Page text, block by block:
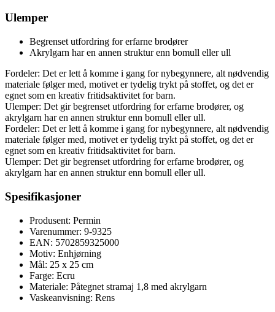
Ulemper
Begrenset utfordring for erfarne brodører
Akrylgarn har en annen struktur enn bomull eller ull
Fordeler: Det er lett å komme i gang for nybegynnere, alt nødvendig
materiale følger med, motivet er tydelig trykt på stoffet, og det er
egnet som en kreativ fritidsaktivitet for barn.
Ulemper: Det gir begrenset utfordring for erfarne brodører, og
akrylgarn har en annen struktur enn bomull eller ull.
Fordeler: Det er lett å komme i gang for nybegynnere, alt nødvendig
materiale følger med, motivet er tydelig trykt på stoffet, og det er
egnet som en kreativ fritidsaktivitet for barn.
Ulemper: Det gir begrenset utfordring for erfarne brodører, og
akrylgarn har en annen struktur enn bomull eller ull.
Spesifikasjoner
Produsent: Permin
Varenummer: 9-9325
EAN: 5702859325000
Motiv: Enhjørning
Mål: 25 x 25 cm
Farge: Ecru
Materiale: Påtegnet stramaj 1,8 med akrylgarn
Vaskeanvisning: Rens